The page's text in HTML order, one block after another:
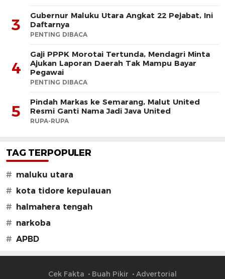
3
Gubernur Maluku Utara Angkat 22 Pejabat, Ini
Daftarnya
PENTING DIBACA
4
Gaji PPPK Morotai Tertunda, Mendagri Minta
Ajukan Laporan Daerah Tak Mampu Bayar
Pegawai
PENTING DIBACA
5
Pindah Markas ke Semarang, Malut United
Resmi Ganti Nama Jadi Java United
RUPA-RUPA
TAG TERPOPULER
# maluku utara
# kota tidore kepulauan
# halmahera tengah
# narkoba
# APBD
Cek Fakta Buah Pikir Advertorial